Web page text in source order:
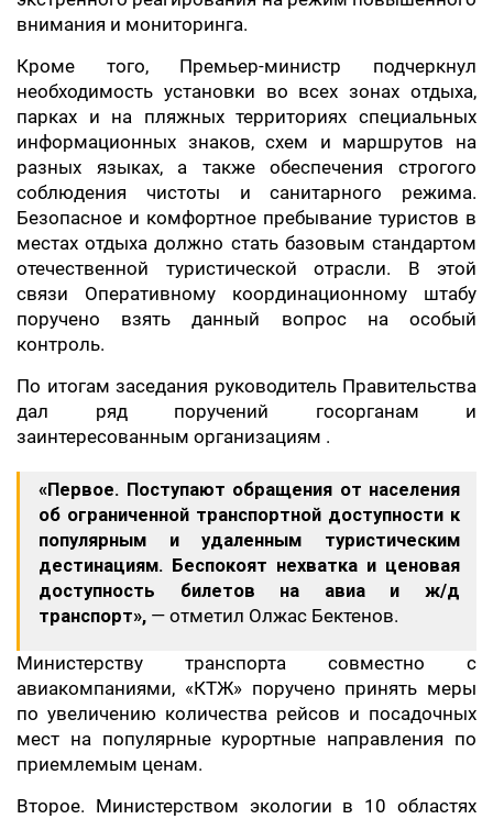
внимания и мониторинга.
Кроме того, Премьер-министр подчеркнул
необходимость установки во всех зонах отдыха,
парках и на пляжных территориях специальных
информационных знаков, схем и маршрутов на
разных языках, а также обеспечения строгого
соблюдения чистоты и санитарного режима.
Безопасное и комфортное пребывание туристов в
местах отдыха должно стать базовым стандартом
отечественной туристической отрасли. В этой
связи Оперативному координационному штабу
поручено взять данный вопрос на особый
контроль.
По итогам заседания руководитель Правительства
дал ряд поручений госорганам и
заинтересованным организациям .
«Первое. Поступают обращения от населения
об ограниченной транспортной доступности к
популярным и удаленным туристическим
дестинациям. Беспокоят нехватка и ценовая
доступность билетов на авиа и ж/д
транспорт», — отметил Олжас Бектенов.
Министерству транспорта совместно с
авиакомпаниями, «КТЖ» поручено принять меры
по увеличению количества рейсов и посадочных
мест на популярные курортные направления по
приемлемым ценам.
Второе. Министерством экологии в 10 областях